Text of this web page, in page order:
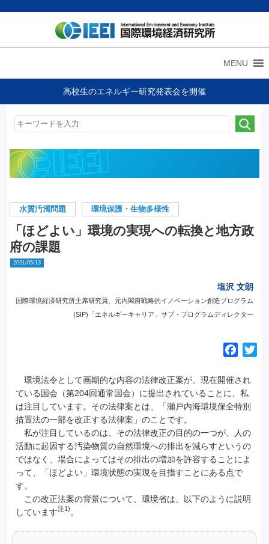
MENU
高校生のエネルギー研究発表会を開催
水質汚濁問題 環境保護・生物多様性
「ほどよい」環境の実現への転換と地方政
府の課題
2021/05/13
塩沢 文朗
国際環境経済研究所主席研究員、元内閣府戦略的イノベーション創造プログラム
(SIP)「エネルギーキャリア」サブ・プログラムディレクター
c
e
b
o
k
環境法令として画期的な内容の法律改正案が、現在開催され
ている国会（第204回通常国会）に提出されていることに、私
は注目しています。 その法律案とは、「瀬戸内海環境保全特別
措置法の一部を改正する法律案」のことです。
私が注目しているのは、その法律改正の目的の一つが、人の
活動に起因する汚染物質の自然環境への排出を減らすというの
ではなく、場合によってはその排出の増加を許容することによ
って、「ほどよい」環境状態の実現を目指すことにある点で
す。
この改正法案の背景について、環境省は、以下のように説明
しています注1) 。